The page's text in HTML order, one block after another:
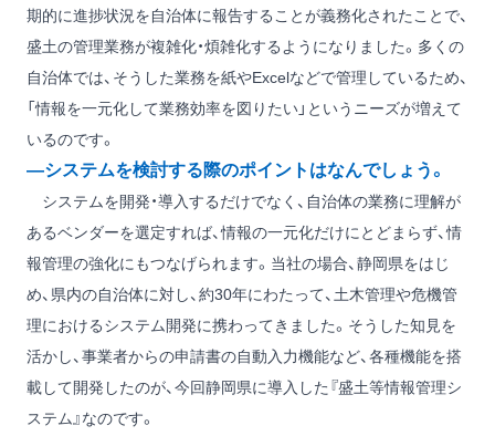
期的に進捗状況を自治体に報告することが義務化されたことで、
盛土の管理業務が複雑化・煩雑化するようになりました。多くの
自治体では、そうした業務を紙やExcelなどで管理しているため、
「情報を一元化して業務効率を図りたい」というニーズが増えて
いるのです。
―システムを検討する際のポイントはなんでしょう。
システムを開発・導入するだけでなく、自治体の業務に理解が
あるベンダーを選定すれば、情報の一元化だけにとどまらず、情
報管理の強化にもつなげられます。当社の場合、静岡県をはじ
め、県内の自治体に対し、約30年にわたって、土木管理や危機管
理におけるシステム開発に携わってきました。そうした知見を
活かし、事業者からの申請書の自動入力機能など、各種機能を搭
載して開発したのが、今回静岡県に導入した『盛土等情報管理シ
ステム』なのです。